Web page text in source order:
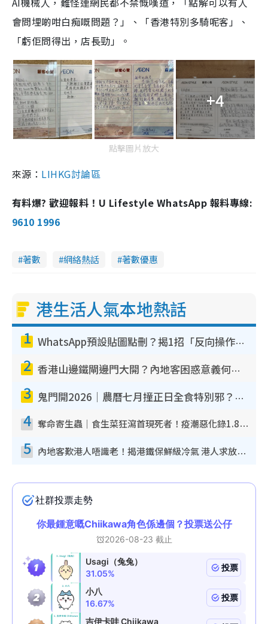
會問埋啲咁白痴嘅問題？」、「香港特別多騎呢客」、
「虧佢問得出，店長勁」。
+4
點擊圖片放大
來源： LIHKG討論區
有料爆? 歡迎報料！U Lifestyle WhatsApp 報料專線:
9610 1996
著數 網絡熱話 著數優惠
港生活人氣本地熱話
1 WhatsApp預設貼圖點刪？揭1招「反向操作」還原簡潔介面 附3步實測教學
2 香港山邊鐵閘邊門大開？內地客困惑意義何在！網民神回覆：呢種叫法理性防禦
3 鬼門開2026｜農曆七月撞正日全食特別邪？專家警告切忌做一事！揭4大禁忌+2招保平安
4 奪命寄生蟲｜食生菜狂瀉首現死者！疫潮惡化錄1.8萬宗病例 揭洗菜3大謬誤
5 內地客歎港人唔識老！揭港鐵保鮮級冷氣 港人求放過：咪投訴